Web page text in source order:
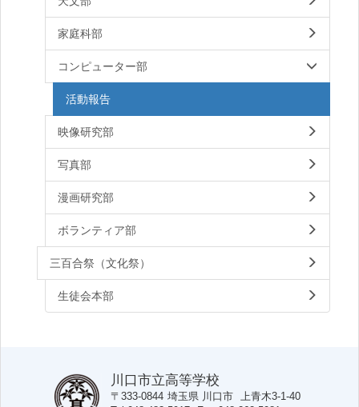
家庭科部
コンピューター部
活動報告
映像研究部
写真部
漫画研究部
ボランティア部
三百合祭（文化祭）
生徒会本部
川口市立高等学校
〒333-0844 埼玉県 川口市 上青木3-1-40